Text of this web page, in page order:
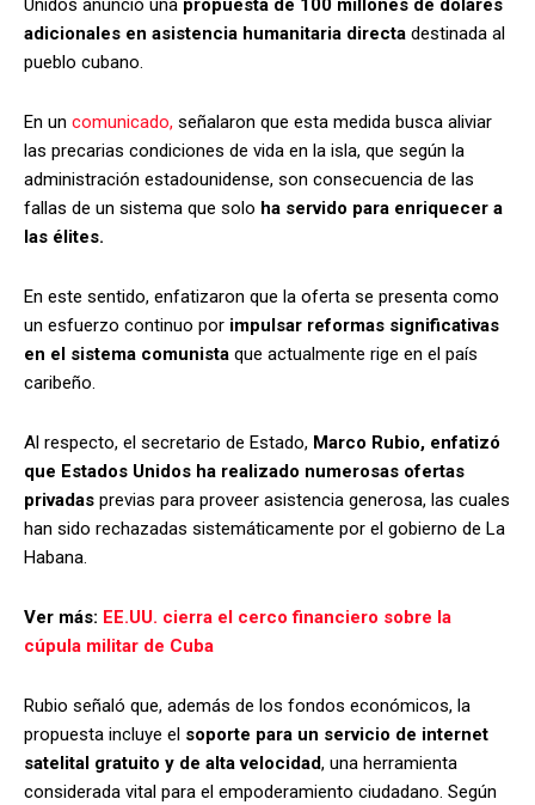
Unidos anunció una propuesta de 100 millones de dólares
adicionales en asistencia humanitaria directa destinada al
pueblo cubano.
En un comunicado, señalaron que esta medida busca aliviar
las precarias condiciones de vida en la isla, que según la
administración estadounidense, son consecuencia de las
fallas de un sistema que solo ha servido para enriquecer a
las élites.
En este sentido, enfatizaron que la oferta se presenta como
un esfuerzo continuo por impulsar reformas significativas
en el sistema comunista que actualmente rige en el país
caribeño.
Al respecto, el secretario de Estado, Marco Rubio, enfatizó
que Estados Unidos ha realizado numerosas ofertas
privadas previas para proveer asistencia generosa, las cuales
han sido rechazadas sistemáticamente por el gobierno de La
Habana.
Ver más: EE.UU. cierra el cerco financiero sobre la
cúpula militar de Cuba
Rubio señaló que, además de los fondos económicos, la
propuesta incluye el soporte para un servicio de internet
satelital gratuito y de alta velocidad, una herramienta
considerada vital para el empoderamiento ciudadano. Según